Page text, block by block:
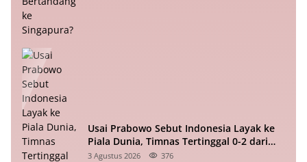
Usai Prabowo Sebut Indonesia Layak ke
Piala Dunia, Timnas Tertinggal 0-2 dari
Vietnam Babak I Piala ASEAN
3 Agustus 2026 376